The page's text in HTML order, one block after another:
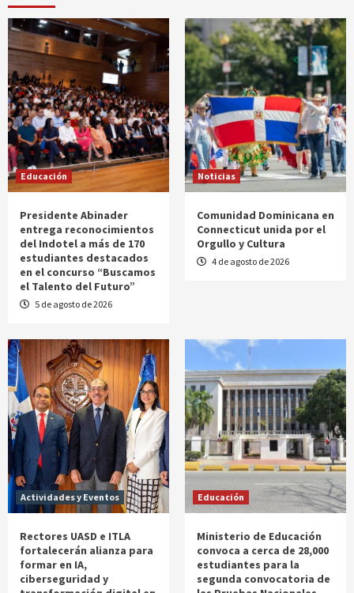
Educación
Presidente Abinader
entrega reconocimientos
del Indotel a más de 170
estudiantes destacados
en el concurso “Buscamos
el Talento del Futuro”
5 de agosto de 2026
Noticias
Comunidad Dominicana en
Connecticut unida por el
Orgullo y Cultura
4 de agosto de 2026
Actividades y Eventos
Rectores UASD e ITLA
fortalecerán alianza para
formar en IA,
ciberseguridad y
Educación
Ministerio de Educación
convoca a cerca de 28,000
estudiantes para la
segunda convocatoria de